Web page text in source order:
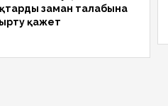
заман талабына
қажет